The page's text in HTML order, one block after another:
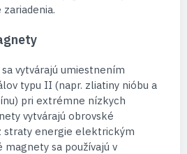
vytvárajú umiestnením
typu II (napr. zliatiny nióbu a
pri extrémne nízkych
vytvárajú obrovské
straty energie elektrickým
magnety sa používajú v